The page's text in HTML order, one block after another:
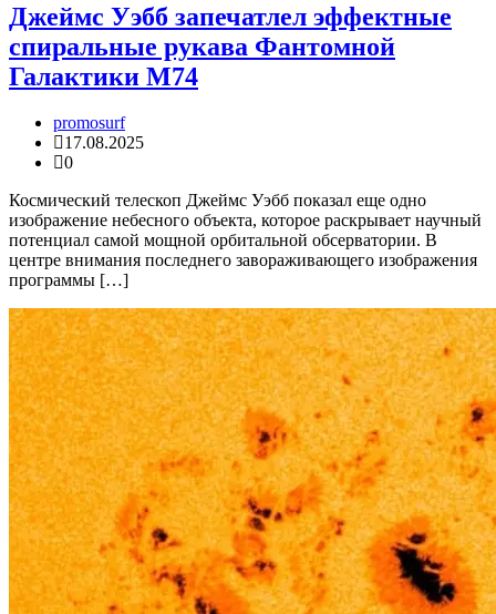
Джеймс Уэбб запечатлел эффектные
спиральные рукава Фантомной
Галактики М74
promosurf
17.08.2025
0
Космический телескоп Джеймс Уэбб показал еще одно
изображение небесного объекта, которое раскрывает научный
потенциал самой мощной орбитальной обсерватории. В
центре внимания последнего завораживающего изображения
программы […]